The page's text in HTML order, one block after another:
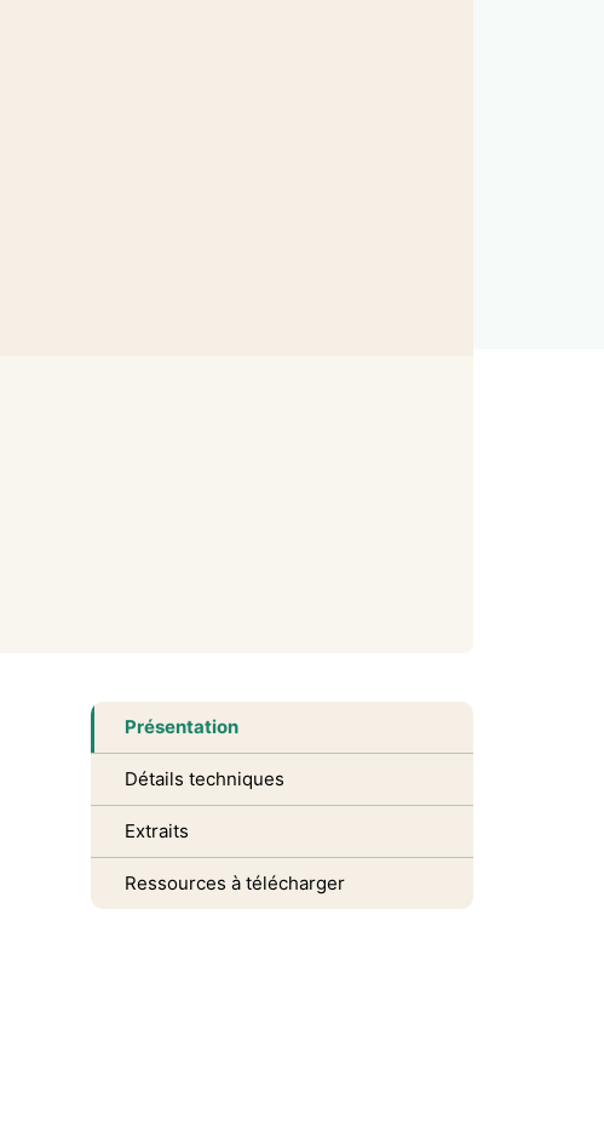
Présentation
Détails techniques
Extraits
Ressources à télécharger